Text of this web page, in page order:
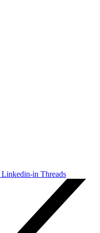
Linkedin-in Threads